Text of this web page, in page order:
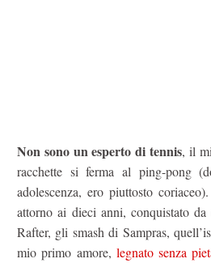
Non sono un esperto di tennis, il
racchette si ferma al ping-pong
adolescenza, ero piuttosto
attorno ai dieci anni, conquistato
Rafter, gli smash di Sampras,
mio primo amore, legnato senza